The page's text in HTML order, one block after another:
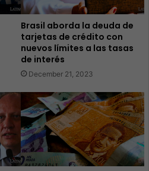
Brasil aborda la deuda de
tarjetas de crédito con
nuevos límites a las tasas
de interés
December 21, 2023